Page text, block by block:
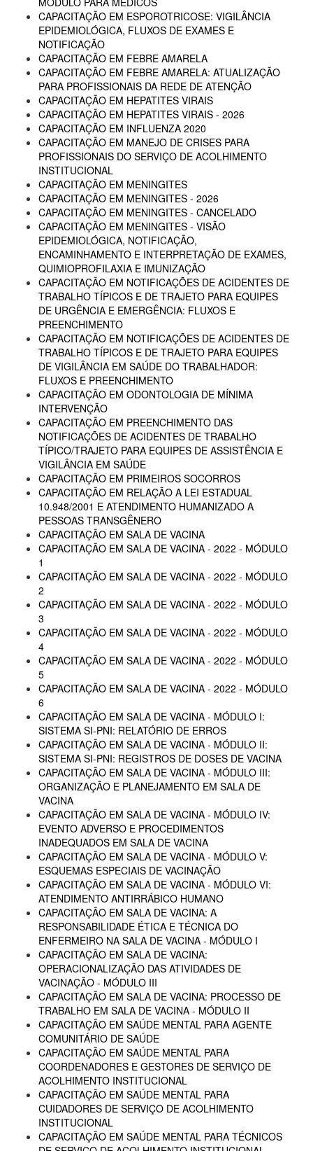
CAPACITAÇÃO EM ESPOROTRICOSE: VIGILÂNCIA
EPIDEMIOLÓGICA, FLUXOS DE EXAMES E
NOTIFICAÇÃO
CAPACITAÇÃO EM FEBRE AMARELA
CAPACITAÇÃO EM FEBRE AMARELA: ATUALIZAÇÃO
PARA PROFISSIONAIS DA REDE DE ATENÇÃO
CAPACITAÇÃO EM HEPATITES VIRAIS
CAPACITAÇÃO EM HEPATITES VIRAIS - 2026
CAPACITAÇÃO EM INFLUENZA 2020
CAPACITAÇÃO EM MANEJO DE CRISES PARA
PROFISSIONAIS DO SERVIÇO DE ACOLHIMENTO
INSTITUCIONAL
CAPACITAÇÃO EM MENINGITES
CAPACITAÇÃO EM MENINGITES - 2026
CAPACITAÇÃO EM MENINGITES - CANCELADO
CAPACITAÇÃO EM MENINGITES - VISÃO
EPIDEMIOLÓGICA, NOTIFICAÇÃO,
ENCAMINHAMENTO E INTERPRETAÇÃO DE EXAMES,
QUIMIOPROFILAXIA E IMUNIZAÇÃO
CAPACITAÇÃO EM NOTIFICAÇÕES DE ACIDENTES DE
TRABALHO TÍPICOS E DE TRAJETO PARA EQUIPES
DE URGÊNCIA E EMERGÊNCIA: FLUXOS E
PREENCHIMENTO
CAPACITAÇÃO EM NOTIFICAÇÕES DE ACIDENTES DE
TRABALHO TÍPICOS E DE TRAJETO PARA EQUIPES
DE VIGILÂNCIA EM SAÚDE DO TRABALHADOR:
FLUXOS E PREENCHIMENTO
CAPACITAÇÃO EM ODONTOLOGIA DE MÍNIMA
INTERVENÇÃO
CAPACITAÇÃO EM PREENCHIMENTO DAS
NOTIFICAÇÕES DE ACIDENTES DE TRABALHO
TÍPICO/TRAJETO PARA EQUIPES DE ASSISTÊNCIA E
VIGILÂNCIA EM SAÚDE
CAPACITAÇÃO EM PRIMEIROS SOCORROS
CAPACITAÇÃO EM RELAÇÃO A LEI ESTADUAL
10.948/2001 E ATENDIMENTO HUMANIZADO A
PESSOAS TRANSGÊNERO
CAPACITAÇÃO EM SALA DE VACINA
CAPACITAÇÃO EM SALA DE VACINA - 2022 - MÓDULO
1
CAPACITAÇÃO EM SALA DE VACINA - 2022 - MÓDULO
2
CAPACITAÇÃO EM SALA DE VACINA - 2022 - MÓDULO
3
CAPACITAÇÃO EM SALA DE VACINA - 2022 - MÓDULO
4
CAPACITAÇÃO EM SALA DE VACINA - 2022 - MÓDULO
5
CAPACITAÇÃO EM SALA DE VACINA - 2022 - MÓDULO
6
CAPACITAÇÃO EM SALA DE VACINA - MÓDULO I:
SISTEMA SI-PNI: RELATÓRIO DE ERROS
CAPACITAÇÃO EM SALA DE VACINA - MÓDULO II:
SISTEMA SI-PNI: REGISTROS DE DOSES DE VACINA
CAPACITAÇÃO EM SALA DE VACINA - MÓDULO III:
ORGANIZAÇÃO E PLANEJAMENTO EM SALA DE
VACINA
CAPACITAÇÃO EM SALA DE VACINA - MÓDULO IV:
EVENTO ADVERSO E PROCEDIMENTOS
INADEQUADOS EM SALA DE VACINA
CAPACITAÇÃO EM SALA DE VACINA - MÓDULO V:
ESQUEMAS ESPECIAIS DE VACINAÇÃO
CAPACITAÇÃO EM SALA DE VACINA - MÓDULO VI:
ATENDIMENTO ANTIRRÁBICO HUMANO
CAPACITAÇÃO EM SALA DE VACINA: A
RESPONSABILIDADE ÉTICA E TÉCNICA DO
ENFERMEIRO NA SALA DE VACINA - MÓDULO I
CAPACITAÇÃO EM SALA DE VACINA:
OPERACIONALIZAÇÃO DAS ATIVIDADES DE
VACINAÇÃO - MÓDULO III
CAPACITAÇÃO EM SALA DE VACINA: PROCESSO DE
TRABALHO EM SALA DE VACINA - MÓDULO II
CAPACITAÇÃO EM SAÚDE MENTAL PARA AGENTE
COMUNITÁRIO DE SAÚDE
CAPACITAÇÃO EM SAÚDE MENTAL PARA
COORDENADORES E GESTORES DE SERVIÇO DE
ACOLHIMENTO INSTITUCIONAL
CAPACITAÇÃO EM SAÚDE MENTAL PARA
CUIDADORES DE SERVIÇO DE ACOLHIMENTO
INSTITUCIONAL
CAPACITAÇÃO EM SAÚDE MENTAL PARA TÉCNICOS